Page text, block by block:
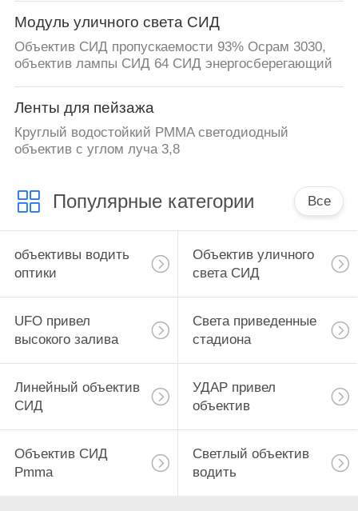
Модуль уличного света СИД
Объектив СИД пропускаемости 93% Осрам 3030,
объектив лампы СИД 64 СИД энергосберегающий
Ленты для пейзажа
Круглый водостойкий PMMA светодиодный
объектив с углом луча 3,8
Популярные категории Все
объективы водить
оптики
Объектив уличного
света СИД
UFO привел
высокого залива
Света приведенные
стадиона
Линейный объектив
СИД
УДАР привел
объектив
Объектив СИД
Pmma
Светлый объектив
водить